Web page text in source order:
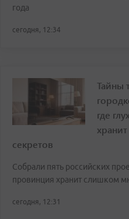
года
сегодня, 12:34
Тайны
где
секретов
Собрали пять российских
провинция хранит слишком
сегодня, 12:31